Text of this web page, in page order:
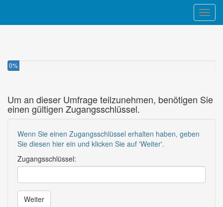
0%
Um an dieser Umfrage teilzunehmen, benötigen Sie
einen gültigen Zugangsschlüssel.
Wenn Sie einen Zugangsschlüssel erhalten haben, geben
Sie diesen hier ein und klicken Sie auf 'Weiter'.
Zugangsschlüssel:
Weiter